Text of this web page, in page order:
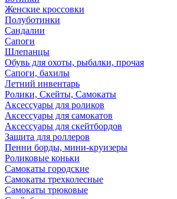
Женские кроссовки
Полуботинки
Сандалии
Сапоги
Шлепанцы
Обувь для охоты, рыбалки, прочая
Сапоги, бахилы
Летний инвентарь
Ролики, Скейты, Самокаты
Аксессуары для роликов
Аксессуары для самокатов
Аксессуары для скейтбордов
Защита для роллеров
Пенни борды, мини-круизеры
Роликовые коньки
Самокаты городские
Самокаты трехколесные
Самокаты трюковые